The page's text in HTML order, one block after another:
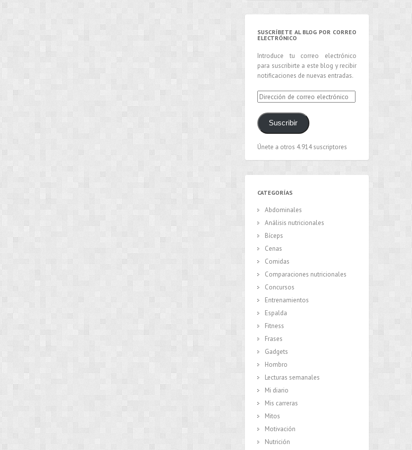
SUSCRÍBETE AL BLOG POR CORREO
ELECTRÓNICO
Introduce tu correo electrónico
para suscribirte a este blog y recibir
notificaciones de nuevas entradas.
Dirección
de
correo
electrónico
Suscribir
Únete a otros 4.914 suscriptores
CATEGORÍAS
Abdominales
Análisis nutricionales
Bíceps
Cenas
Comidas
Comparaciones nutricionales
Concursos
Entrenamientos
Espalda
Fitness
Frases
Gadgets
Hombro
Lecturas semanales
Mi diario
Mis carreras
Mitos
Motivación
Nutrición